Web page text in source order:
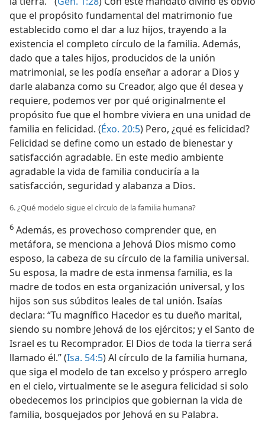
que el propósito fundamental del matrimonio fue
establecido como el dar a luz hijos, trayendo a la
existencia el completo círculo de la familia. Además,
dado que a tales hijos, producidos de la unión
matrimonial, se les podía enseñar a adorar a Dios y
darle alabanza como su Creador, algo que él desea y
requiere, podemos ver por qué originalmente el
propósito fue que el hombre viviera en una unidad de
familia en felicidad. (Éxo. 20:5) Pero, ¿qué es felicidad?
Felicidad se define como un estado de bienestar y
satisfacción agradable. En este medio ambiente
agradable la vida de familia conduciría a la
satisfacción, seguridad y alabanza a Dios.
6. ¿Qué modelo sigue el círculo de la familia humana?
6 Además, es provechoso comprender que, en
metáfora, se menciona a Jehová Dios mismo como
esposo, la cabeza de su círculo de la familia universal.
Su esposa, la madre de esta inmensa familia, es la
madre de todos en esta organización universal, y los
hijos son sus súbditos leales de tal unión. Isaías
declara: “Tu magnífico Hacedor es tu dueño marital,
siendo su nombre Jehová de los ejércitos; y el Santo de
Israel es tu Recomprador. El Dios de toda la tierra será
llamado él.” (Isa. 54:5) Al círculo de la familia humana,
que siga el modelo de tan excelso y próspero arreglo
en el cielo, virtualmente se le asegura felicidad si solo
obedecemos los principios que gobiernan la vida de
familia, bosquejados por Jehová en su Palabra.